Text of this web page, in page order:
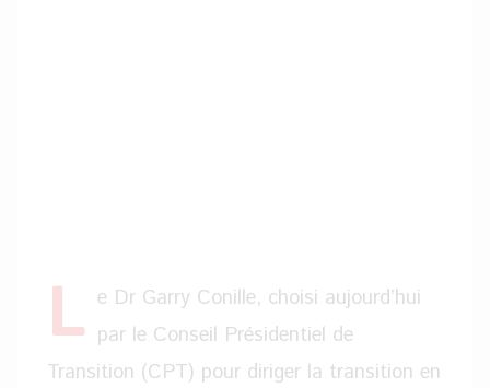
L e Dr Garry Conille, choisi aujourd’hui
par le Conseil Présidentiel de
Transition (CPT) pour diriger la transition en